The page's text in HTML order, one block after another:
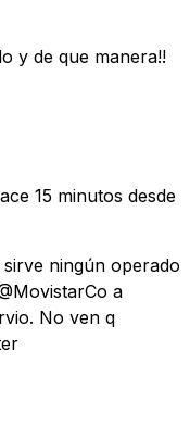
y de que manera!!
15 minutos desde
ningún operado
a
No ven q